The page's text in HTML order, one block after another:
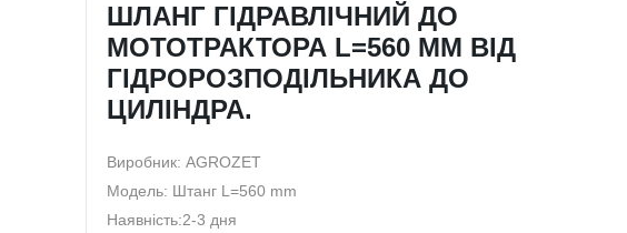
ШЛАНГ ГІДРАВЛІЧНИЙ ДО
МОТОТРАКТОРА L=560 MM ВІД
ГІДРОРОЗПОДІЛЬНИКА ДО
ЦИЛІНДРА.
Виробник: AGROZET
Модель: Штанг L=560 mm
Наявність:2-3 дня